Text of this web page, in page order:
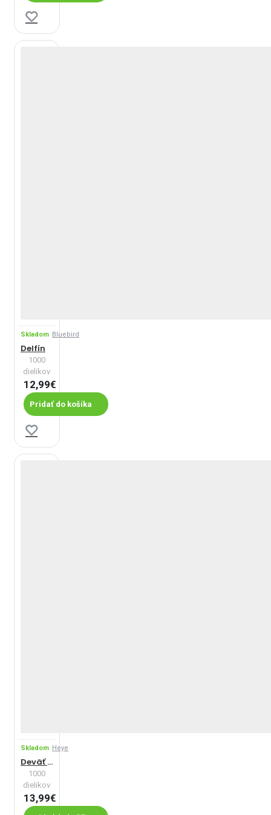
Skladom Bluebird
Delfín
1000
dielikov
12,99€
Pridať do košíka
Skladom Heye
Deväť životov
1000
dielikov
13,99€